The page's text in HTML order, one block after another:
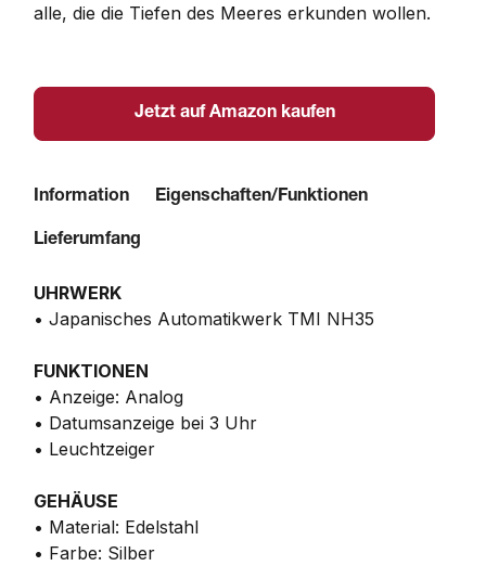
alle, die die Tiefen des Meeres erkunden wollen.
Jetzt auf Amazon kaufen
Information Eigenschaften/Funktionen
Lieferumfang
UHRWERK
• Japanisches Automatikwerk TMI NH35
FUNKTIONEN
• Anzeige: Analog
• Datumsanzeige bei 3 Uhr
• Leuchtzeiger
GEHÄUSE
• Material: Edelstahl
• Farbe: Silber